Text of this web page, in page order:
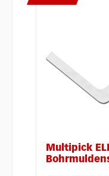
Multipick